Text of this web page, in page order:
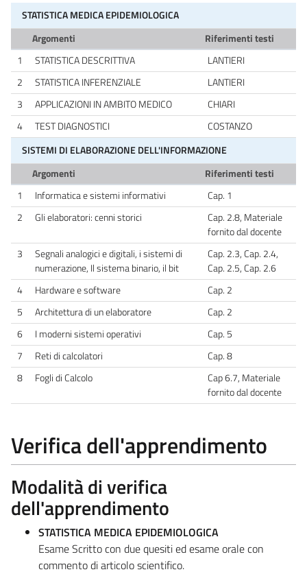
STATISTICA MEDICA EPIDEMIOLOGICA
Argomenti
Riferimenti testi
1
STATISTICA DESCRITTIVA
LANTIERI
2
STATISTICA INFERENZIALE
LANTIERI
3
APPLICAZIONI IN AMBITO MEDICO
CHIARI
4
TEST DIAGNOSTICI
COSTANZO
SISTEMI DI ELABORAZIONE DELL'INFORMAZIONE
Argomenti
Riferimenti testi
1
Informatica e sistemi informativi
Cap. 1
2
Gli elaboratori: cenni storici
Cap. 2.8, Materiale
fornito dal docente
3
Segnali analogici e digitali, i sistemi di
numerazione, Il sistema binario, il bit
Cap. 2.3, Cap. 2.4,
Cap. 2.5, Cap. 2.6
4
Hardware e software
Cap. 2
5
Architettura di un elaboratore
Cap. 2
6
I moderni sistemi operativi
Cap. 5
7
Reti di calcolatori
Cap. 8
8
Fogli di Calcolo
Cap 6.7, Materiale
fornito dal docente
Verifica dell'apprendimento
Modalità di verifica
dell'apprendimento
STATISTICA MEDICA EPIDEMIOLOGICA
Esame Scritto con due quesiti ed esame orale con
commento di articolo scientifico.